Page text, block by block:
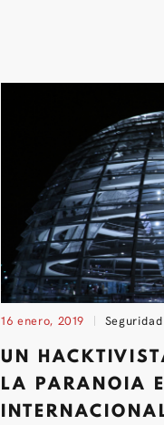
16 enero, 2019
UN
LA PARANOIA